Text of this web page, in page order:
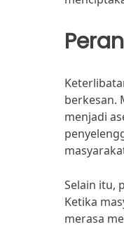
berkesan.
menjadi
Selain itu,
Ketika
merasa